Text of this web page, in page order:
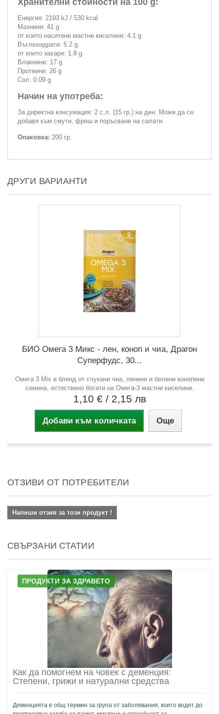
Енергия: 2193 kJ / 530 kcal
Мазнини: 41 g
от които наситени мастни киселини: 4.1 g
Въглехидрати: 5.2 g
от които захари: 1.8 g
Влакнини: 17 g
Протеини: 26 g
Сол: 0.09 g
Начин на употреба:
За директна консумация: 2 с.л. (15 гр.) на ден. Може да се
добавя към смути, фреш и поръсване на салати.
Опаковка: 200 гр.
ДРУГИ ВАРИАНТИ
БИО Омега 3 Микс - лен, коноп и чиа, Драгон
Суперфудс, 30...
Омега 3 Mix е бленд от счукани чиа, ленени и белени конопени
семена, естествено богати на Омега-3 мастни киселини.
1,10 € / 2,15 лв
Добави към количката Още
ОТЗИВИ ОТ ПОТРЕБИТЕЛИ
Напиши отзив за този продукт !
СВЪРЗАНИ СТАТИИ
ПРОДУКТИ ЗА ЗДРАВЕТО
Как да помогнем на човек с деменция:
Степени, грижи и натурални средства
Деменцията е общ термин за група от заболявания, които водят до